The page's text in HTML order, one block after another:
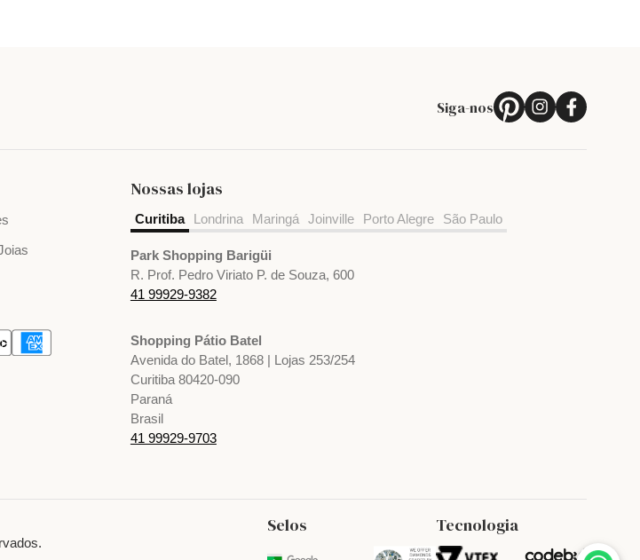
Relógio TAG Heuer Formula 1 x Oracle
Siga-nos
Nossas lojas
Curitiba Londrina Maringá Joinville Porto Alegre São Paulo
Park Shopping Barigüi
R. Prof. Pedro Viriato P. de Souza, 600
41 99929-9382
Shopping Pátio Batel
Avenida do Batel, 1868 | Lojas 253/254
Curitiba 80420-090
Paraná
Brasil
41 99929-9703
Selos Tecnologia